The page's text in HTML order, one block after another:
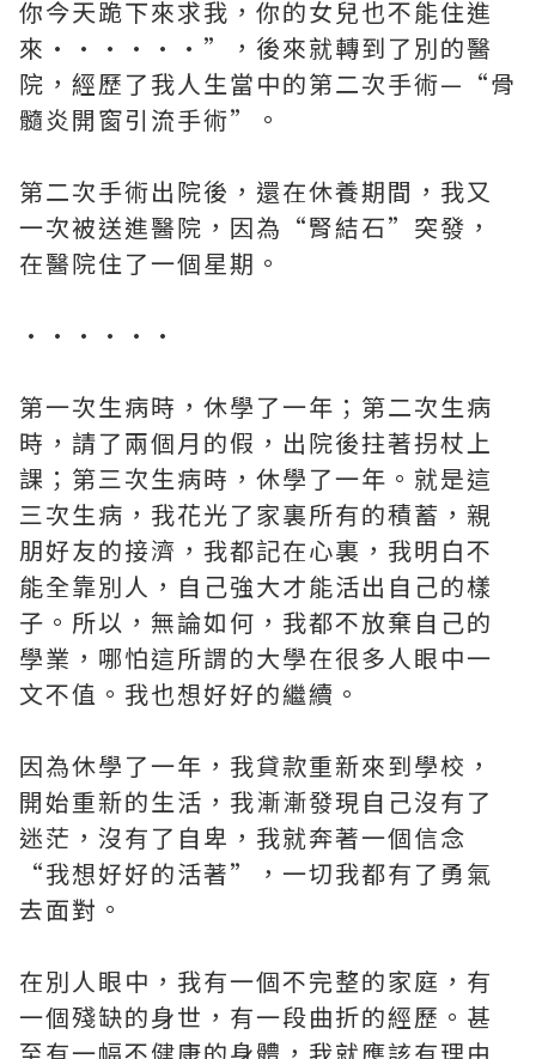
你今天跪下來求我，你的女兒也不能住進
來••••••”，後來就轉到了別的醫
院，經歷了我人生當中的第二次手術—“骨
髓炎開窗引流手術”。
第二次手術出院後，還在休養期間，我又
一次被送進醫院，因為“腎結石”突發，
在醫院住了一個星期。
••••••
第一次生病時，休學了一年；第二次生病
時，請了兩個月的假，出院後拄著拐杖上
課；第三次生病時，休學了一年。就是這
三次生病，我花光了家裏所有的積蓄，親
朋好友的接濟，我都記在心裏，我明白不
能全靠別人，自己強大才能活出自己的樣
子。所以，無論如何，我都不放棄自己的
學業，哪怕這所謂的大學在很多人眼中一
文不值。我也想好好的繼續。
因為休學了一年，我貸款重新來到學校，
開始重新的生活，我漸漸發現自己沒有了
迷茫，沒有了自卑，我就奔著一個信念
“我想好好的活著”，一切我都有了勇氣
去面對。
在別人眼中，我有一個不完整的家庭，有
一個殘缺的身世，有一段曲折的經歷。甚